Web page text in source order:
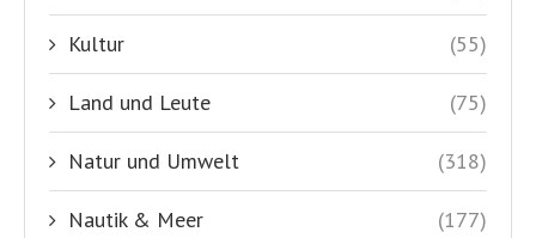
Kultur (55)
Land und Leute (75)
Natur und Umwelt (318)
Nautik & Meer (177)